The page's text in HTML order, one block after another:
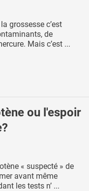
grossesse c’est
de
Mais c’est ...
ou l'espoir
« suspecté » de
avant même
les tests n’ ...